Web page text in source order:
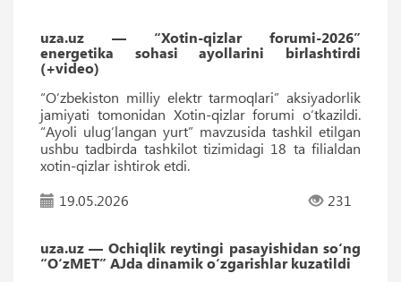
uza.uz — “Xotin-qizlar forumi-2026”
energetika sohasi ayollarini birlashtirdi
(+video)
“O‘zbekiston milliy elektr tarmoqlari” aksiyadorlik
jamiyati tomonidan Xotin-qizlar forumi o‘tkazildi.
“Ayoli ulug‘langan yurt” mavzusida tashkil etilgan
ushbu tadbirda tashkilot tizimidagi 18 ta filialdan
xotin-qizlar ishtirok etdi.
19.05.2026
231
uza.uz — Ochiqlik reytingi pasayishidan so‘ng
“O‘zMET” AJda dinamik o‘zgarishlar kuzatildi